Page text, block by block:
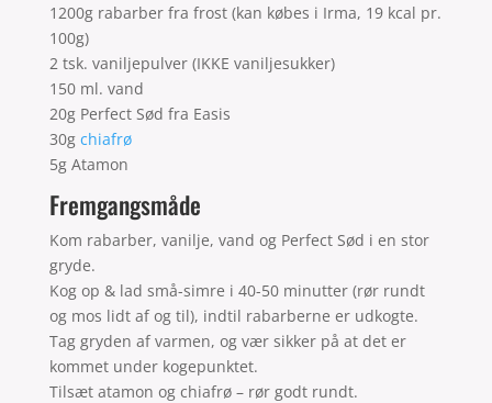
1200g rabarber fra frost (kan købes i Irma, 19 kcal pr.
100g)
2 tsk. vaniljepulver (IKKE vaniljesukker)
150 ml. vand
20g Perfect Sød fra Easis
30g chiafrø
5g Atamon
Fremgangsmåde
Kom rabarber, vanilje, vand og Perfect Sød i en stor
gryde.
Kog op & lad små-simre i 40-50 minutter (rør rundt
og mos lidt af og til), indtil rabarberne er udkogte.
Tag gryden af varmen, og vær sikker på at det er
kommet under kogepunktet.
Tilsæt atamon og chiafrø – rør godt rundt.